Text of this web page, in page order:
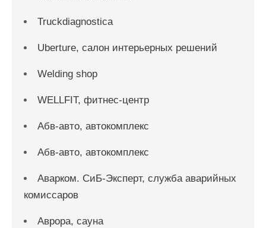
Truckdiagnostica
Uberture, салон интерьерных решений
Welding shop
WELLFIT, фитнес-центр
Абв-авто, автокомплекс
Абв-авто, автокомплекс
Аварком. СиБ-Эксперт, служба аварийных
комиссаров
Аврора, сауна